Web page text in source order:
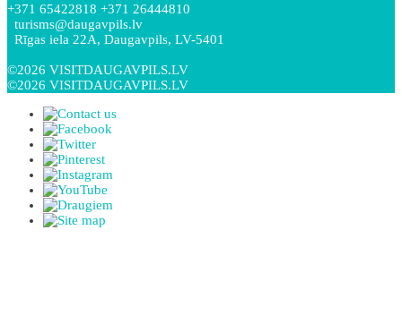
+371 65422818 +371 26444810
turisms@daugavpils.lv
Rīgas iela 22A, Daugavpils, LV-5401
©2026 VISITDAUGAVPILS.LV
©2026 VISITDAUGAVPILS.LV